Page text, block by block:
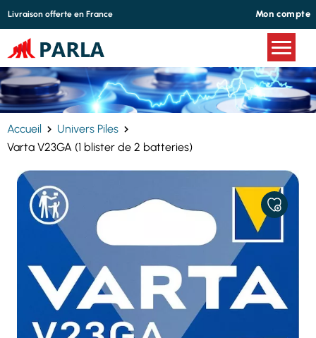
Livraison offerte en France Mon compte
Accueil
Univers Piles
Varta V23GA (1 blister de 2 batteries)
AJOUTER
À
FAVORIS
Panneau de gestion des cookies